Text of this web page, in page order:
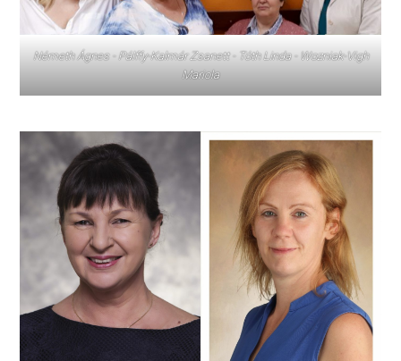
Németh Ágnes - Pálffy-Kalmár Zsanett - Tóth Linda - Wozniak-Vigh
Mariola